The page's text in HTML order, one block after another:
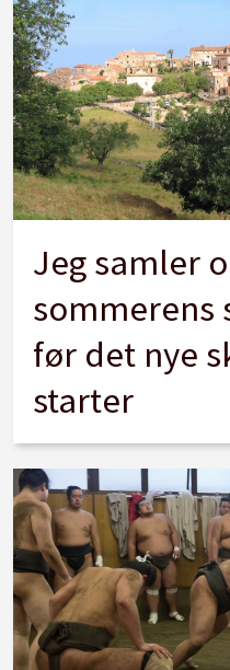
Jeg samler
før det nye
starter